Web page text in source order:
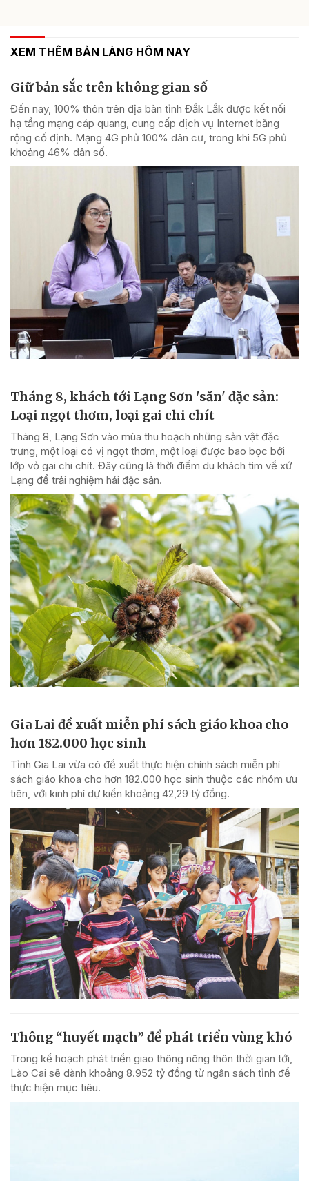
XEM THÊM BẢN LÀNG HÔM NAY
Giữ bản sắc trên không gian số
Đến nay, 100% thôn trên địa bàn tỉnh Đắk Lắk được kết nối
hạ tầng mạng cáp quang, cung cấp dịch vụ Internet băng
rộng cố định. Mạng 4G phủ 100% dân cư, trong khi 5G phủ
khoảng 46% dân số.
Tháng 8, khách tới Lạng Sơn 'săn' đặc sản:
Loại ngọt thơm, loại gai chi chít
Tháng 8, Lạng Sơn vào mùa thu hoạch những sản vật đặc
trưng, một loại có vị ngọt thơm, một loại được bao bọc bởi
lớp vỏ gai chi chít. Đây cũng là thời điểm du khách tìm về xứ
Lạng để trải nghiệm hái đặc sản.
Gia Lai đề xuất miễn phí sách giáo khoa cho
hơn 182.000 học sinh
Tỉnh Gia Lai vừa có đề xuất thực hiện chính sách miễn phí
sách giáo khoa cho hơn 182.000 học sinh thuộc các nhóm ưu
tiên, với kinh phí dự kiến khoảng 42,29 tỷ đồng.
Thông “huyết mạch” để phát triển vùng khó
Trong kế hoạch phát triển giao thông nông thôn thời gian tới,
Lào Cai sẽ dành khoảng 8.952 tỷ đồng từ ngân sách tỉnh để
thực hiện mục tiêu.